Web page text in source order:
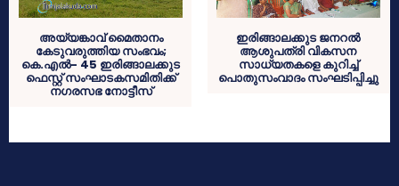
അയ്യങ്കാവ് മൈതാനം
കേടുവരുത്തിയ സംഭവം;
കെ.എല്‍- 45 ഇരിങ്ങാലക്കുട
ഫെസ്റ്റ് സംഘാടകസമിതിക്ക്
നഗരസഭ നോട്ടീസ്
ഇരിങ്ങാലക്കുട ജനറല്‍
ആശുപത്രി വികസന
സാധ്യതകളെ കുറിച്ച്
പൊതുസംവാദം സംഘടിപ്പിച്ചു